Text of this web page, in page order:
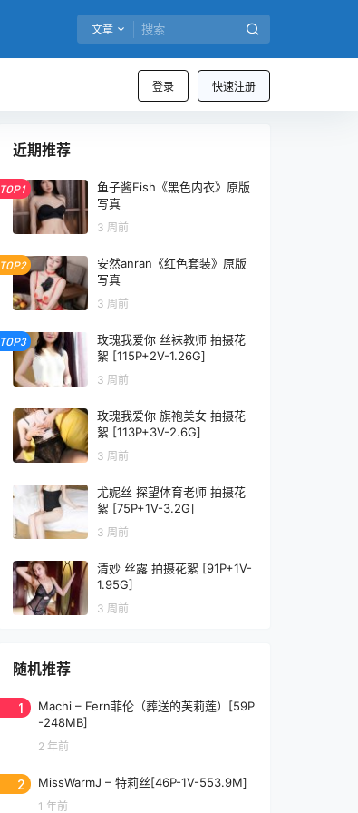
文章
登录 快速注册
近期推荐
TOP1
鱼子酱Fish《黑色内衣》原版
写真
3 周前
TOP2
安然anran《红色套装》原版
写真
3 周前
TOP3
玫瑰我爱你 丝袜教师 拍摄花
絮 [115P+2V-1.26G]
3 周前
玫瑰我爱你 旗袍美女 拍摄花
絮 [113P+3V-2.6G]
3 周前
尤妮丝 探望体育老师 拍摄花
絮 [75P+1V-3.2G]
3 周前
清妙 丝露 拍摄花絮 [91P+1V-
1.95G]
3 周前
随机推荐
1
Machi – Fern菲伦（葬送的芙莉莲）[59P
-248MB]
2 年前
2 MissWarmJ – 特莉丝[46P-1V-553.9M]
1 年前